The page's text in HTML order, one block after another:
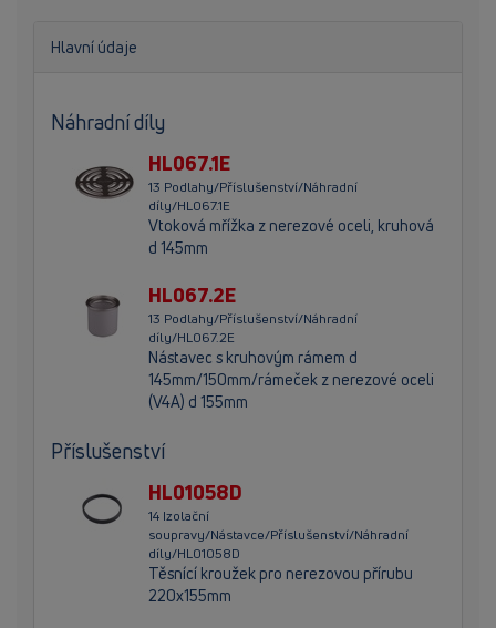
Hlavní údaje
Náhradní díly
HL067.1E
13 Podlahy/Příslušenství/Náhradní
díly/HL067.1E
Vtoková mřížka z nerezové oceli, kruhová
d 145mm
HL067.2E
13 Podlahy/Příslušenství/Náhradní
díly/HL067.2E
Nástavec s kruhovým rámem d
145mm/150mm/rámeček z nerezové oceli
(V4A) d 155mm
Příslušenství
HL01058D
14 Izolační
soupravy/Nástavce/Příslušenství/Náhradní
díly/HL01058D
Těsnící kroužek pro nerezovou přírubu
220x155mm